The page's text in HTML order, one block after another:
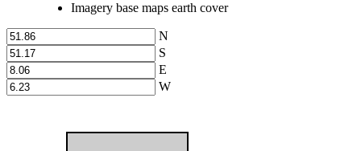
Imagery base maps earth cover
N
S
E
W